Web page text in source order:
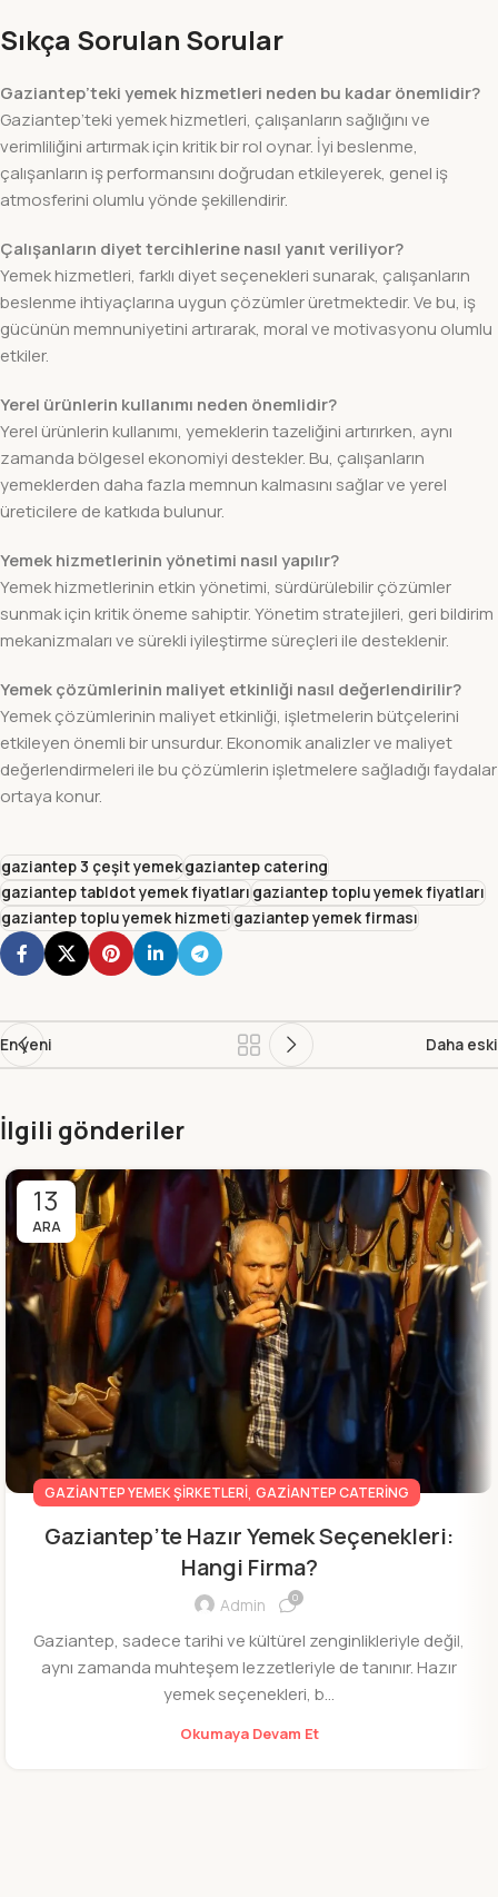
Sıkça Sorulan Sorular
Gaziantep’teki yemek hizmetleri neden bu kadar önemlidir?
Gaziantep’teki yemek hizmetleri, çalışanların sağlığını ve
verimliliğini artırmak için kritik bir rol oynar. İyi beslenme,
çalışanların iş performansını doğrudan etkileyerek, genel iş
atmosferini olumlu yönde şekillendirir.
Çalışanların diyet tercihlerine nasıl yanıt veriliyor?
Yemek hizmetleri, farklı diyet seçenekleri sunarak, çalışanların
beslenme ihtiyaçlarına uygun çözümler üretmektedir. Ve bu, iş
gücünün memnuniyetini artırarak, moral ve motivasyonu olumlu
etkiler.
Yerel ürünlerin kullanımı neden önemlidir?
Yerel ürünlerin kullanımı, yemeklerin tazeliğini artırırken, aynı
zamanda bölgesel ekonomiyi destekler. Bu, çalışanların
yemeklerden daha fazla memnun kalmasını sağlar ve yerel
üreticilere de katkıda bulunur.
Yemek hizmetlerinin yönetimi nasıl yapılır?
Yemek hizmetlerinin etkin yönetimi, sürdürülebilir çözümler
sunmak için kritik öneme sahiptir. Yönetim stratejileri, geri bildirim
mekanizmaları ve sürekli iyileştirme süreçleri ile desteklenir.
Yemek çözümlerinin maliyet etkinliği nasıl değerlendirilir?
Yemek çözümlerinin maliyet etkinliği, işletmelerin bütçelerini
etkileyen önemli bir unsurdur. Ekonomik analizler ve maliyet
değerlendirmeleri ile bu çözümlerin işletmelere sağladığı faydalar
ortaya konur.
gaziantep 3 çeşit yemekgaziantep catering
gaziantep tabldot yemek fiyatlarıgaziantep toplu yemek fiyatları
gaziantep toplu yemek hizmetigaziantep yemek firması
En yeni Daha eski
İlgili gönderiler
13
ARA
GAZIANTEP YEMEK ŞIRKETLERI, GAZIANTEP CATERING
Gaziantep’te Hazır Yemek Seçenekleri:
Hangi Firma?
Admin 0
Gaziantep, sadece tarihi ve kültürel zenginlikleriyle değil,
aynı zamanda muhteşem lezzetleriyle de tanınır. Hazır
yemek seçenekleri, b...
Okumaya Devam Et